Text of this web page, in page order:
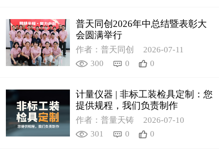
普天同创2026年中总结暨表彰大
会圆满举行
作者：普天同创
2026-07-11
300
0 0
计量仪器 | 非标工装检具定制：您
提供规程，我们负责制作
作者：普量天铸
2026-07-10
301
0 0